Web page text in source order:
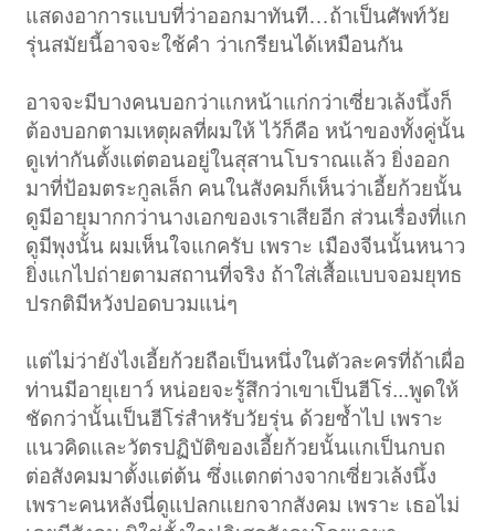
แสดงอาการแบบที่ว่าออกมาทันที…ถ้าเป็นศัพท์วัย
รุ่นสมัยนี้อาจจะใช้คำ ว่าเกรียนได้เหมือนกัน
อาจจะมีบางคนบอกว่าแกหน้าแก่กว่าเซี่ยวเล้งนึ้งก็
ต้องบอกตามเหตุผลที่ผมให้ ไว้ก็คือ หน้าของทั้งคู่นั้น
ดูเท่ากันตั้งแต่ตอนอยู่ในสุสานโบราณแล้ว ยิ่งออก
มาที่ป้อมตระกูลเล็ก คนในสังคมก็เห็นว่าเอี้ยก้วยนั้น
ดูมีอายุมากกว่านางเอกของเราเสียอีก ส่วนเรื่องที่แก
ดูมีพุงนั้น ผมเห็นใจแกครับ เพราะ เมืองจีนนั้นหนาว
ยิ่งแกไปถ่ายตามสถานที่จริง ถ้าใส่เสื้อแบบจอมยุทธ
ปรกติมีหวังปอดบวมแน่ๆ
แต่ไม่ว่ายังไงเอี้ยก้วยถือเป็นหนึ่งในตัวละครที่ถ้าเผื่อ
ท่านมีอายุเยาว์ หน่อยจะรู้สึกว่าเขาเป็นฮีโร่...พูดให้
ชัดกว่านั้นเป็นฮีโร่สำหรับวัยรุ่น ด้วยซ้ำไป เพราะ
แนวคิดและวัตรปฏิบัติของเอี้ยก้วยนั้นแกเป็นกบถ
ต่อสังคมมาตั้งแต่ต้น ซึ่งแตกต่างจากเซี่ยวเล้งนึ้ง
เพราะคนหลังนี่ดูแปลกแยกจากสังคม เพราะ เธอไม่